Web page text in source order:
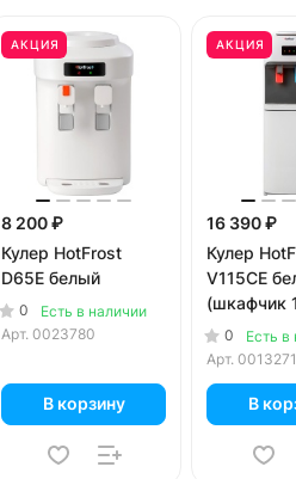
АКЦИЯ
8 200 ₽
Кулер HotFrost
D65E белый
0
Есть в наличии
Арт. 0023780
В корзину
АКЦИЯ
16 390 ₽
Кулер
V115CE
(шкафчик
литров)
0
Есть в
Арт. 0013271
В